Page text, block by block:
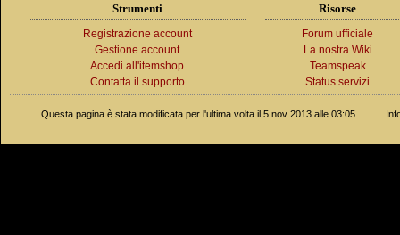
Strumenti
Registrazione account
Gestione account
Accedi all'itemshop
Contatta il supporto
Risorse
Forum ufficiale
La nostra Wiki
Teamspeak
Status servizi
Questa pagina è stata modificata per l'ultima volta il 5 nov 2013 alle 03:05.